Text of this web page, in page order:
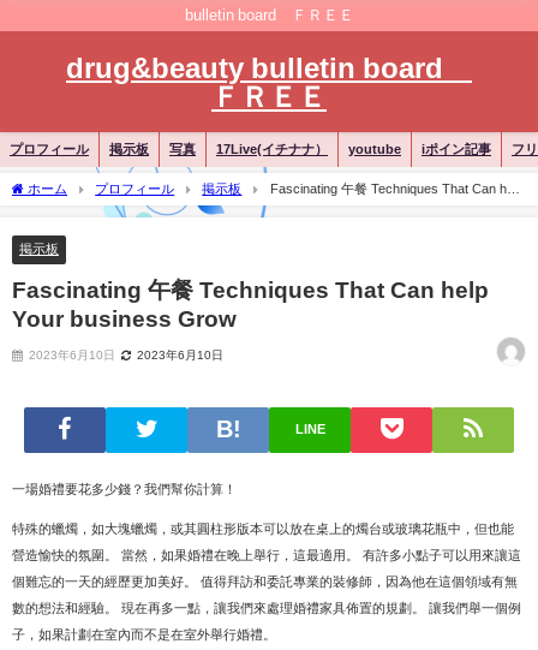
bulletin board ＦＲＥＥ
drug&beauty bulletin board
ＦＲＥＥ
プロフィール 掲示板 写真 17Live(イチナナ） youtube iポイン記事 フ
ホーム プロフィール 掲示板
Fascinating 午餐 Techniques That Can help
Your business Grow
掲示板
Fascinating 午餐 Techniques That Can help
Your business Grow
2023年6月10日 2023年6月10日
LINE
一場婚禮要花多少錢？我們幫你計算！
特殊的蠟燭，如大塊蠟燭，或其圓柱形版本可以放在桌上的燭台或玻璃花瓶中，但也能
營造愉快的氛圍。 當然，如果婚禮在晚上舉行，這最適用。 有許多小點子可以用來讓這
個難忘的一天的經歷更加美好。 值得拜訪和委託專業的裝修師，因為他在這個領域有無
數的想法和經驗。 現在再多一點，讓我們來處理婚禮家具佈置的規劃。 讓我們舉一個例
子，如果計劃在室內而不是在室外舉行婚禮。